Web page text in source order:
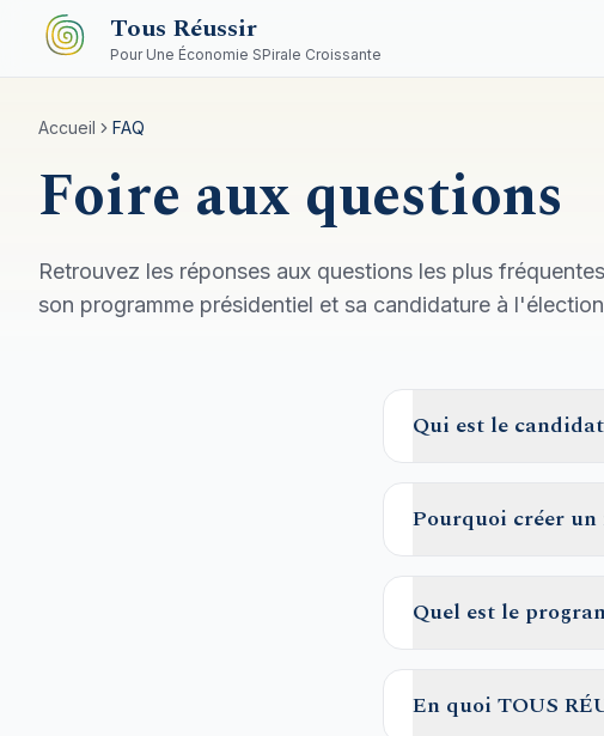
Aller au contenu principal
Tous Réussir
Pour Une Économie SPirale Croissante
Accueil FAQ
Foire aux questions
Retrouvez les réponses aux questions les plus
son programme présidentiel et sa candidature à
Qui est le
Pourquoi créer un
Quel est le
En quoi TOUS